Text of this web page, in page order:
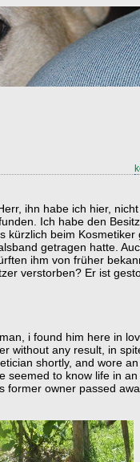
ihn habe ich hier,
Ich habe den
kürzlich beim Kosmetiker
getragen hatte.
ihm von früher
verstorben? Er ist
i found him here in
without any result, in
shortly, and wore an
seemed to know life in an
former owner passed